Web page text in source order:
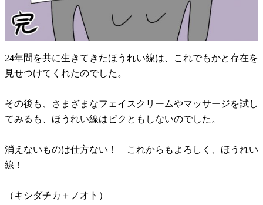
24年間を共に生きてきたほうれい線は、これでもかと存在を
見せつけてくれたのでした。
その後も、さまざまなフェイスクリームやマッサージを試し
てみるも、ほうれい線はビクともしないのでした。
消えないものは仕方ない！ これからもよろしく、ほうれい
線！
（キシダチカ＋ノオト）